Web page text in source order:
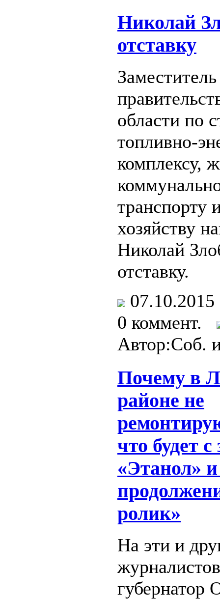
Николай
отставку
области по
топливно-
комплексу,
транспорту
хозяйству
Николай
отставку.
0 коммент.
Автор:Соб.
Почему в
районе не
что будет
«Этанол»
ролик»
На эти и
губернатор